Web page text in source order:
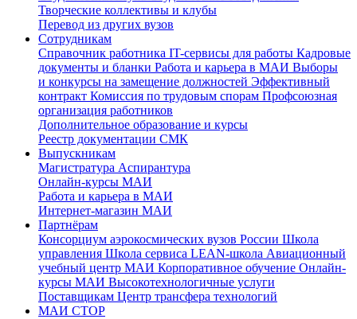
Творческие коллективы и клубы
Перевод из других вузов
Сотрудникам
Cправочник работника IT-сервисы для работы Кадровые
документы и бланки Работа и карьера в МАИ Выборы
и конкурсы на замещение должностей Эффективный
контракт Комиссия по трудовым спорам Профсоюзная
организация работников
Дополнительное образование и курсы
Реестр документации СМК
Выпускникам
Магистратура Аспирантура
Онлайн-курсы МАИ
Работа и карьера в МАИ
Интернет-магазин МАИ
Партнёрам
Консорциум аэрокосмических вузов России Школа
управления Школа сервиса LEAN-школа Авиационный
учебный центр МАИ Корпоративное обучение Онлайн-
курсы МАИ Высокотехнологичные услуги
Поставщикам Центр трансфера технологий
МАИ СТОР